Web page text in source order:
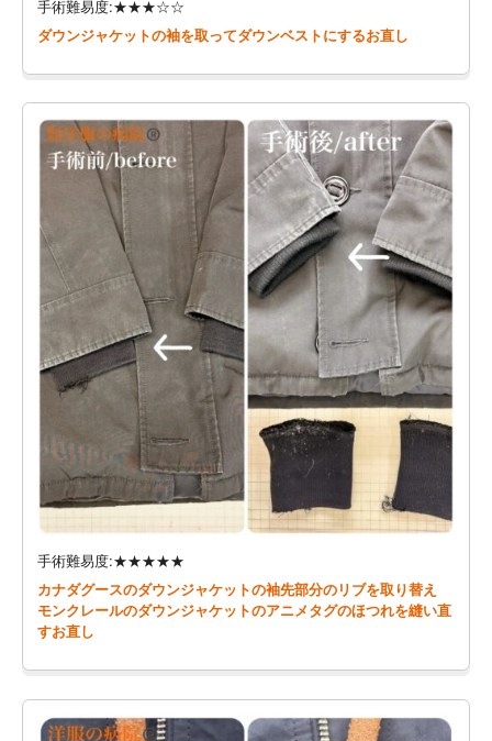
手術難易度:★★★☆☆
ダウンジャケットの袖を取ってダウンベストにするお直し
手術難易度:★★★★★
カナダグースのダウンジャケットの袖先部分のリブを取り替え
モンクレールのダウンジャケットのアニメタグのほつれを縫い直
すお直し